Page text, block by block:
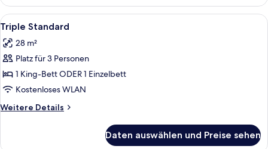
Standard
Alle
Fotos
für
Triple
Standard
anzeigen
Bettwäsche aus ägyptischer
5
Triple Standard
28 m²
Platz für 3 Personen
1 King-Bett ODER 1 Einzelbett
Kostenloses WLAN
Weitere Details
Weitere
Daten auswählen und Preise sehen